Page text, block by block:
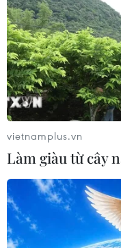
vietnamplus.vn
Làm giàu từ cây